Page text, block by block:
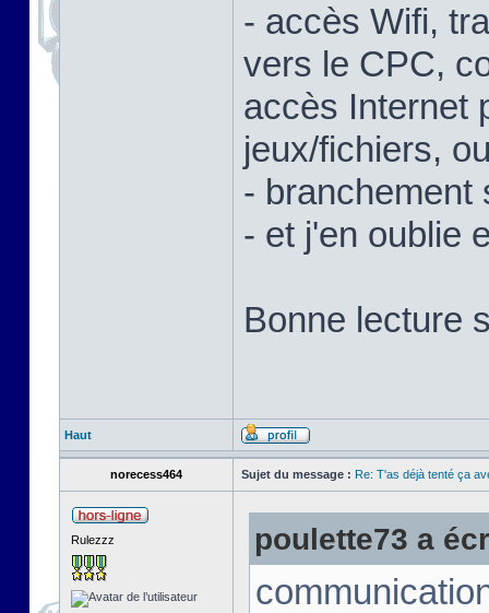
- accès Wifi,
vers le CPC,
accès Internet
jeux/fichiers,
- branchement
- et j'en oublie
Bonne lecture
Haut
norecess464 Sujet du message : Re: T'as déjà tenté ça
Rulezzz poulette73 a